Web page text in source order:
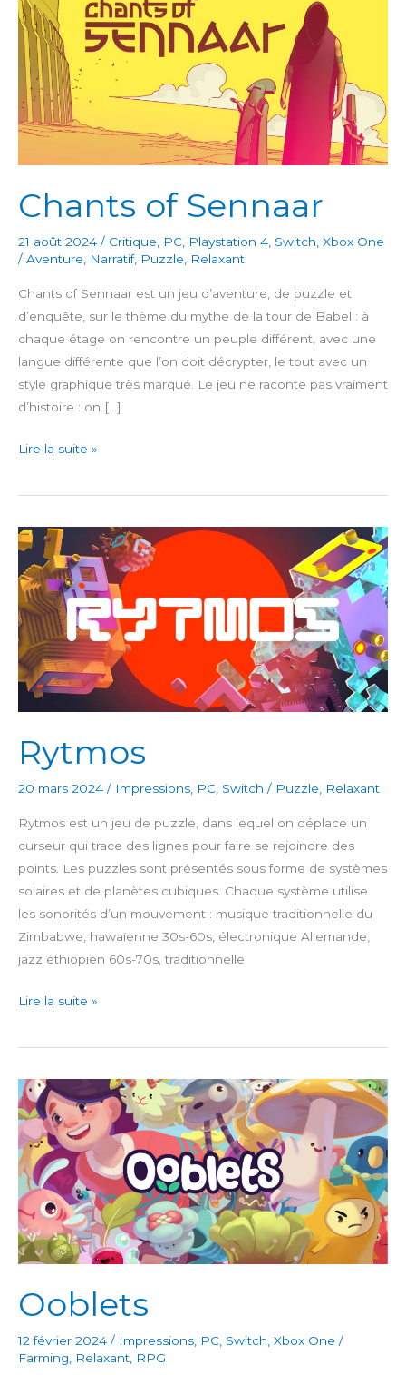
Chants of Sennaar
21 août 2024 / Critique PC Playstation 4 Switch Xbox One
/ Aventure Narratif, Puzzle Relaxant
Chants of Sennaar est un jeu d’aventure, de puzzle et
d’enquête, sur le thème du mythe de la tour de Babel : à
chaque étage on rencontre un peuple différent, avec une
langue différente que l’on doit décrypter, le tout avec un
style graphique très marqué. Le jeu ne raconte pas vraiment
d’histoire : on […]
Chants
Sennaar
Lire la suite »
Rytmos
20 mars 2024 / Impressions PC Switch / Puzzle Relaxant
Rytmos est un jeu de puzzle, dans lequel on déplace un
curseur qui trace des lignes pour faire se rejoindre des
points. Les puzzles sont présentés sous forme de systèmes
solaires et de planètes cubiques. Chaque système utilise
les sonorités d’un mouvement : musique traditionnelle du
Zimbabwe, hawaïenne 30s-60s, électronique Allemande,
jazz éthiopien 60s-70s, traditionnelle
Rytmos
Lire la suite »
Ooblets
12 février 2024 / Impressions PC Switch Xbox One /
Farming
Relaxant RPG